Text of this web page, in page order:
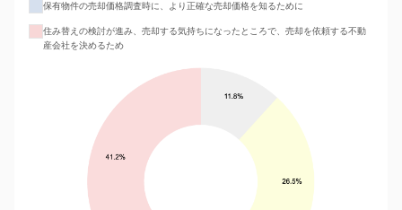
保有物件の売却価格調査時に、より正確な売却価格を知るために
住み替えの検討が進み、売却する気持ちになったところで、売却を依頼する不動
産会社を決めるため